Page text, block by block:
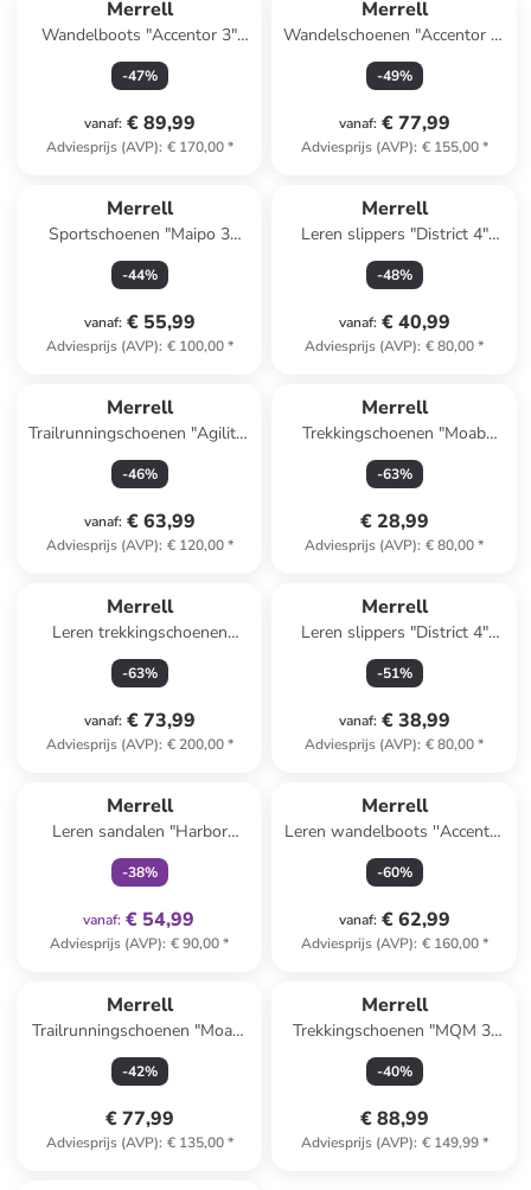
Merrell
Wandelboots "Accentor 3"
lichtblauw
-47%
vanaf: € 89,99
Adviesprijs (AVP): € 170,00*
Merrell
Wandelschoenen "Accentor 3"
grijs/fuchsia
-49%
vanaf: € 77,99
Adviesprijs (AVP): € 155,00*
Merrell
Sportschoenen "Maipo 3
Aerosport" crème/lichtroze
-44%
vanaf: € 55,99
Adviesprijs (AVP): € 100,00*
Merrell
Leren slippers "District 4"
groen
-48%
vanaf: € 40,99
Adviesprijs (AVP): € 80,00*
Merrell
Trailrunningschoenen "Agility"
zwart
-46%
vanaf: € 63,99
Adviesprijs (AVP): € 120,00*
Merrell
Trekkingschoenen "Moab
Speed 2" roze/paars
-63%
€ 28,99
Adviesprijs (AVP): € 80,00*
Merrell
Leren trekkingschoenen
"Moab Speed 2 Mid"
zwart/donkerblauw
-63%
vanaf: € 73,99
Adviesprijs (AVP): € 200,00*
Merrell
Leren slippers "District 4"
lichtblauw
-51%
vanaf: € 38,99
Adviesprijs (AVP): € 80,00*
Merrell
Leren sandalen "Harbor
Backstrap" wit
-38%
vanaf: € 54,99
Adviesprijs (AVP): € 90,00*
Merrell
Leren wandelboots ''Accentor
3'' grijs
-60%
vanaf: € 62,99
Adviesprijs (AVP): € 160,00*
Merrell
Trailrunningschoenen "Moab"
koraalrood/groen
-42%
€ 77,99
Adviesprijs (AVP): € 135,00*
Merrell
Trekkingschoenen "MQM 3"
roze/zwart
-40%
€ 88,99
Adviesprijs (AVP): € 149,99*